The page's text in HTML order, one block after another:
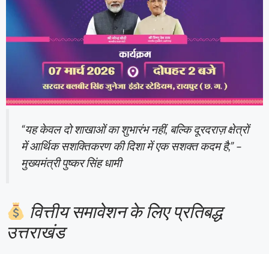
“यह केवल दो शाखाओं का शुभारंभ नहीं, बल्कि दूरदराज़ क्षेत्रों
में आर्थिक सशक्तिकरण की दिशा में एक सशक्त कदम है,” –
मुख्यमंत्री पुष्कर सिंह धामी
वित्तीय समावेशन के लिए प्रतिबद्ध
उत्तराखंड